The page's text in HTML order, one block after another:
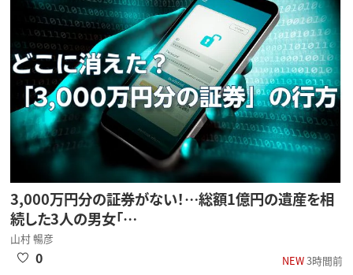
3,000万円分の証券がない！…総額1億円の遺産を相
続した3人の男女「…
山村 暢彦
NEW3時間前
0